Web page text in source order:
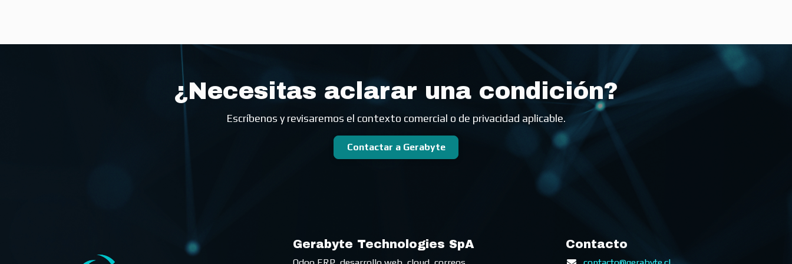
¿Necesitas aclarar una condición?
Escríbenos y revisaremos el contexto comercial o de privacidad aplicable.
Contactar a Gerabyte
Contacto
Gerabyte Technologies SpA